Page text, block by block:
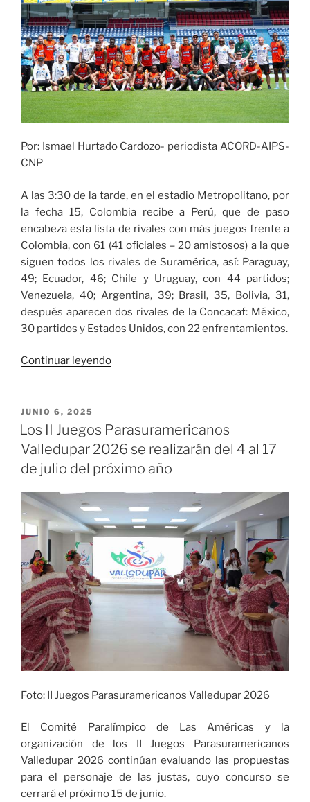
Por: Ismael Hurtado Cardozo- periodista ACORD-AIPS-
CNP
A las 3:30 de la tarde, en el estadio Metropolitano, por
la fecha 15, Colombia recibe a Perú, que de paso
encabeza esta lista de rivales con más juegos frente a
Colombia, con 61 (41 oficiales – 20 amistosos) a la que
siguen todos los rivales de Suramérica, así: Paraguay,
49; Ecuador, 46; Chile y Uruguay, con 44 partidos;
Venezuela, 40; Argentina, 39; Brasil, 35, Bolivia, 31,
después aparecen dos rivales de la Concacaf: México,
30 partidos y Estados Unidos, con 22 enfrentamientos.
Continuar leyendo«Colombia
clasificación
al
2026»
PUBLICADO
EL
JUNIO 6, 2025
Los II Juegos Parasuramericanos
Valledupar 2026 se realizarán del 4 al 17
de julio del próximo año
Foto: II Juegos Parasuramericanos Valledupar 2026
El Comité Paralímpico de Las Américas y la
organización de los II Juegos Parasuramericanos
Valledupar 2026 continúan evaluando las propuestas
para el personaje de las justas, cuyo concurso se
cerrará el próximo 15 de junio.